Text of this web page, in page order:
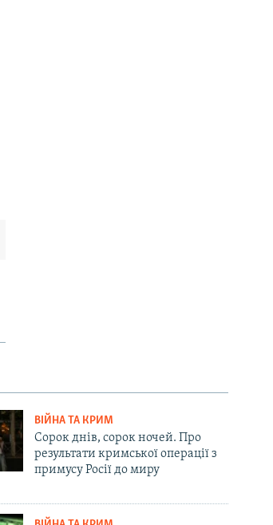
ВІЙНА ТА КРИМ
Сорок днів, сорок ночей. Про
результати кримської операції з
примусу Росії до миру